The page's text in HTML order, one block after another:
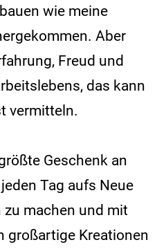
wie meine
Aber
Freud und
das kann
vermitteln.
Geschenk an
Tag aufs Neue
machen und mit
großartige Kreationen